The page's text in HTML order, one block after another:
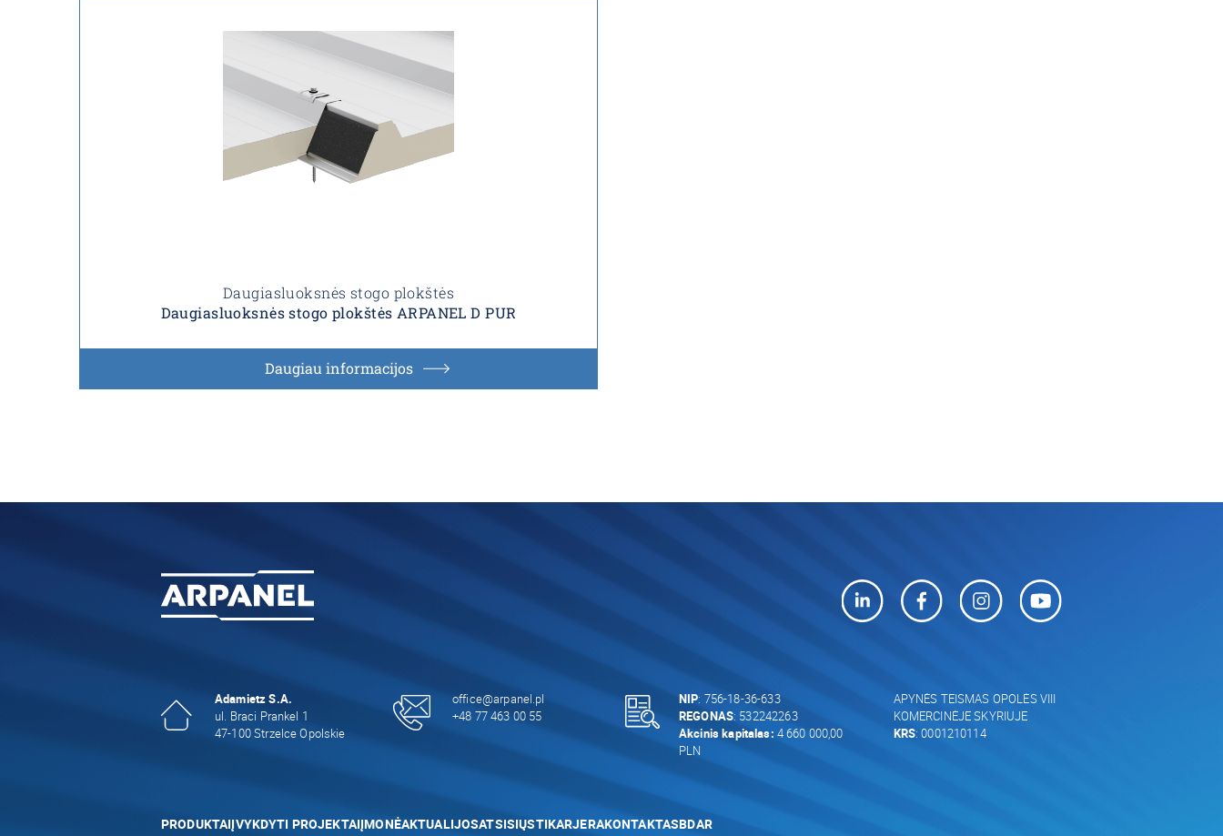
Daugiasluoksnės stogo plokštės
Daugiasluoksnės stogo plokštės ARPANEL D PUR
Daugiau informacijos
Adamietz S.A.
ul. Braci Prankel 1
47-100 Strzelce Opolskie
office@arpanel.pl
+48 77 463 00 55
NIP: 756-18-36-633
REGONAS: 532242263
Akcinis kapitalas: 4 660 000,00
PLN
APYNĖS TEISMAS OPOLĖS VIII
KOMERCINĖJE SKYRIUJE
KRS: 0001210114
PRODUKTAIĮVYKDYTI PROJEKTAIĮMONĖAKTUALIJOSATSISIŲSTIKARJERAKONTAKTASBDAR